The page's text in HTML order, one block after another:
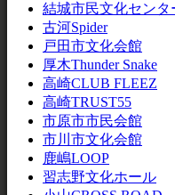
結城市民文化センタ
古河Spider
戸田市文化会館
厚木Thunder Snake
高崎CLUB FLEEZ
高崎TRUST55
市原市市民会館
市川市文化会館
鹿嶋LOOP
習志野文化ホール